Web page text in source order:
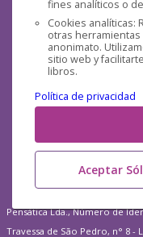
fines analíticos o
Cookies analíticas:
otras
anonimato.
sitio web y
libros.
Política de privacidad
Aceptar
Pensática Lda., Número de
Travessa de São Pedro, n° 8 -